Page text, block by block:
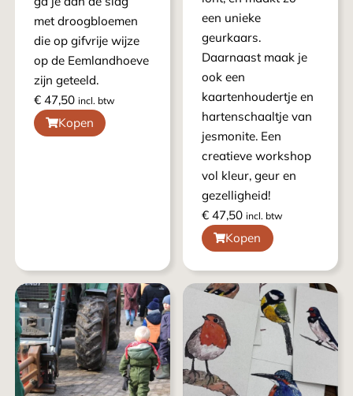
met droogbloemen
die op gifvrije wijze
op de Eemlandhoeve
zijn geteeld.
€ 47,50 incl. btw
Kopen
een unieke
geurkaars.
Daarnaast maak je
ook een
kaartenhoudertje en
hartenschaaltje van
jesmonite. Een
creatieve workshop
vol kleur, geur en
gezelligheid!
€ 47,50 incl. btw
Kopen